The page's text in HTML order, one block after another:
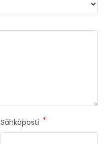
Sähköposti *